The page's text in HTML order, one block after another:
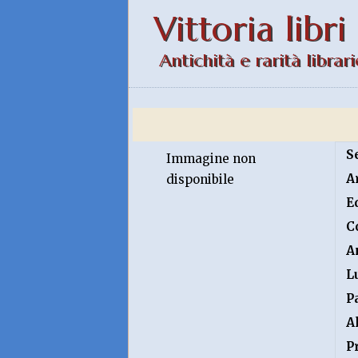
Vittoria libri
Antichità e rarità
Immagine non
disponibile